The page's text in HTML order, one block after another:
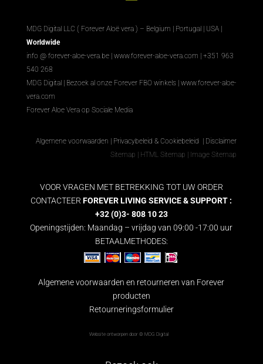
MDG Digital LLC ( Forever Aloë vera ) – Belgium | Portugal | USA |
Worldwide
info @ forever-aloe-vera.be | www.forever-aloe-vera.com | +351 963
540 268
MDG Digital| Bezoek al onze Forever FBO winkels| www.forever-aloe-
vera.com
Forever Aloe Vera op Sociale Media
Algemene voorwaarden | Privacybeleid & Cookiebeleid | Disclaimer
Sitemap | HTML Sitemap | Image Sitemap
VOOR VRAGEN MET BETREKKING TOT UW ORDER
CONTACTEERFOREVER LIVING SERVICE & SUPPORT :
+32 (0)3- 808 10 23
Openingstijden: Maandag – vrijdag van 09:00 -17:00 uur
BETAALMETHODES:
Algemene voorwaarden en retourneren van Forever
producten
Retourneringsformulier
Website ontworpen door © MDG Digital